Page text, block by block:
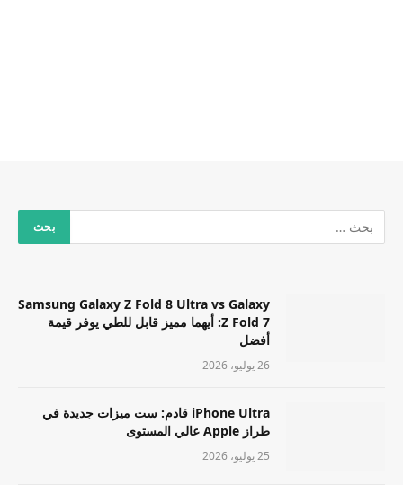
Samsung Galaxy Z Fold 8 Ultra vs Galaxy
Z Fold 7: أيهما مميز قابل للطي يوفر قيمة
أفضل
26 يوليو، 2026
iPhone Ultra قادم: ست ميزات جديدة في
طراز Apple عالي المستوى
25 يوليو، 2026